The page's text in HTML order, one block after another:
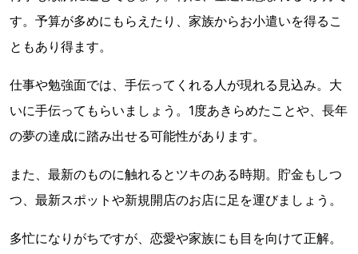
す。予算が多めにもらえたり、家族からお小遣いを得るこ
ともあり得ます。
仕事や勉強面では、手伝ってくれる人が現れる見込み。大
いに手伝ってもらいましょう。1度あきらめたことや、長年
の夢の達成に踏み出せる可能性があります。
また、最新のものに触れるとツキのある時期。貯金もしつ
つ、最新スポットや新規開店のお店に足を運びましょう。
多忙になりがちですが、恋愛や家族にも目を向けて正解。